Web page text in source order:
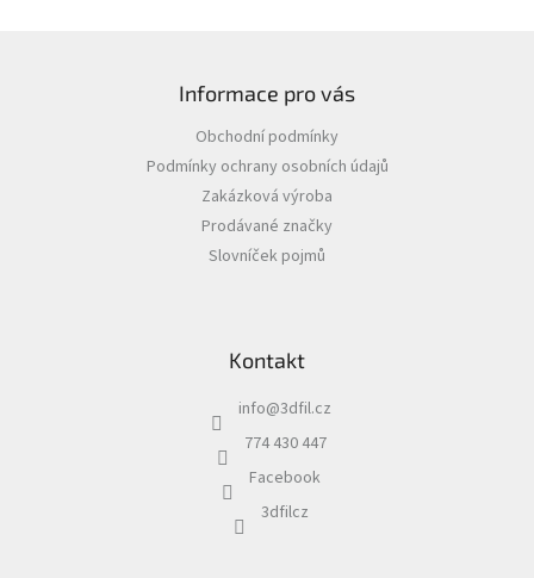
Informace pro vás
Obchodní podmínky
Podmínky ochrany osobních údajů
Zakázková výroba
Prodávané značky
Slovníček pojmů
Kontakt
info@3dfil.cz
774 430 447
Facebook
3dfilcz